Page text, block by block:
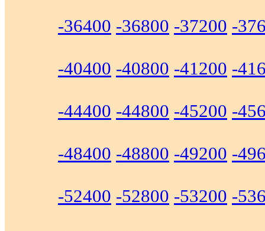
-36400 -36800 -37200 -
-40400 -40800 -41200 -
-44400 -44800 -45200 -
-48400 -48800 -49200 -
-52400 -52800 -53200 -